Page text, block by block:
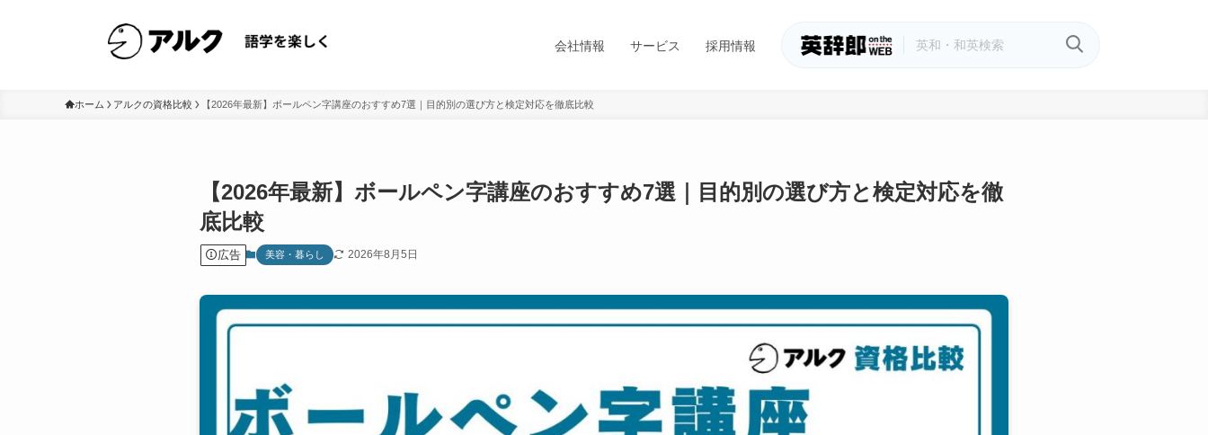
会社情報 サービス 採用情報
ホーム アルクの資格比較 【2026年最新】ボールペン字講座のおすすめ7選｜目的別の選び方と検定対応を徹底比較
【2026年最新】ボールペン字講座のおすすめ7選｜目的別の選び方と検定対応を徹
底比較
広告 美容・暮らし 2026年8月5日